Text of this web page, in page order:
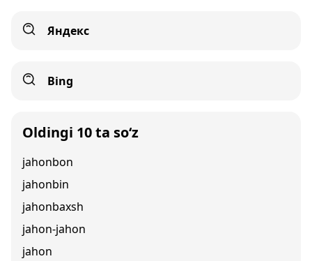
Яндекс
Bing
Oldingi 10 ta so‘z
jahonbon
jahonbin
jahonbaxsh
jahon-jahon
jahon